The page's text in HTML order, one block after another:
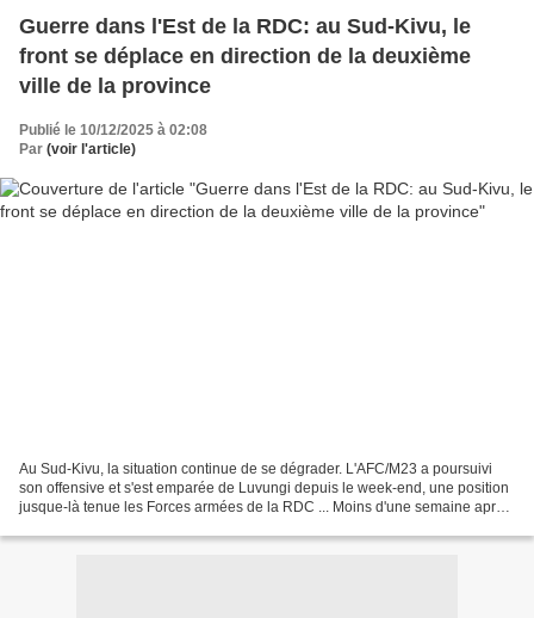
Guerre dans l'Est de la RDC: au Sud-Kivu, le
front se déplace en direction de la deuxième
ville de la province
Publié le 10/12/2025 à 02:08
Par (voir l'article)
Au Sud-Kivu, la situation continue de se dégrader. L'AFC/M23 a poursuivi
son offensive et s'est emparée de Luvungi depuis le week-end, une position
jusque-là tenue les Forces armées de la RDC ... Moins d'une semaine après